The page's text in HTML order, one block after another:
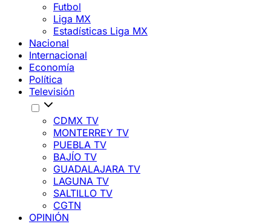
Futbol
Liga MX
Estadísticas Liga MX
Nacional
Internacional
Economía
Política
Televisión
CDMX TV
MONTERREY TV
PUEBLA TV
BAJÍO TV
GUADALAJARA TV
LAGUNA TV
SALTILLO TV
CGTN
OPINIÓN